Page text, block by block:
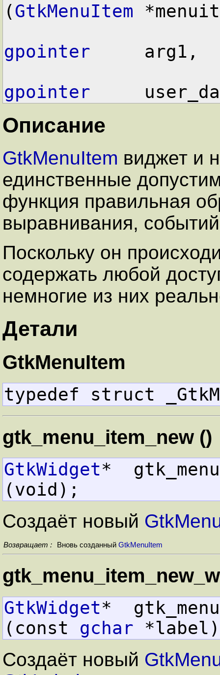
(GtkMenuItem
gpointer
     arg1,
gpointer
Описание
GtkMenuItem виджет и
единственные
функция правильная
выравнивания,
Поскольку он
содержать любой
немногие из них
Детали
GtkMenuItem
typedef struct
gtk_menu_item_new ()
GtkWidget*
(void);
Создаёт новый
Возвращает : Вновь созданный GtkMenuItem
GtkWidget*
(const gchar
Создаёт новый